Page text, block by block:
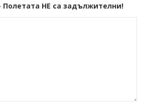
НЕ са задължителни!